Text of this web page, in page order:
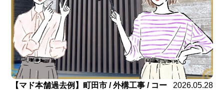
【マド本舗過去例】町田市 / 外構工事 / コー
2026.05.28